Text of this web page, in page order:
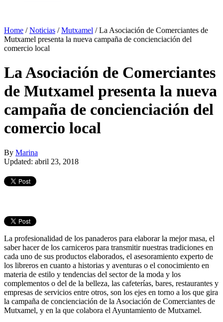
Home /Noticias /Mutxamel /La Asociación de Comerciantes de
Mutxamel presenta la nueva campaña de concienciación del
comercio local
La Asociación de Comerciantes
de Mutxamel presenta la nueva
campaña de concienciación del
comercio local
By Marina
Updated: abril 23, 2018
La profesionalidad de los panaderos para elaborar la mejor masa, el
saber hacer de los carniceros para transmitir nuestras tradiciones en
cada uno de sus productos elaborados, el asesoramiento experto de
los libreros en cuanto a historias y aventuras o el conocimiento en
materia de estilo y tendencias del sector de la moda y los
complementos o del de la belleza, las cafeterías, bares, restaurantes y
empresas de servicios entre otros, son los ejes en torno a los que gira
la campaña de concienciación de la Asociación de Comerciantes de
Mutxamel, y en la que colabora el Ayuntamiento de Mutxamel.